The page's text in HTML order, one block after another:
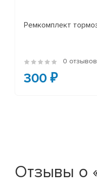
Ремкомплект
0 отзывов
300 ₽
Отзывы о